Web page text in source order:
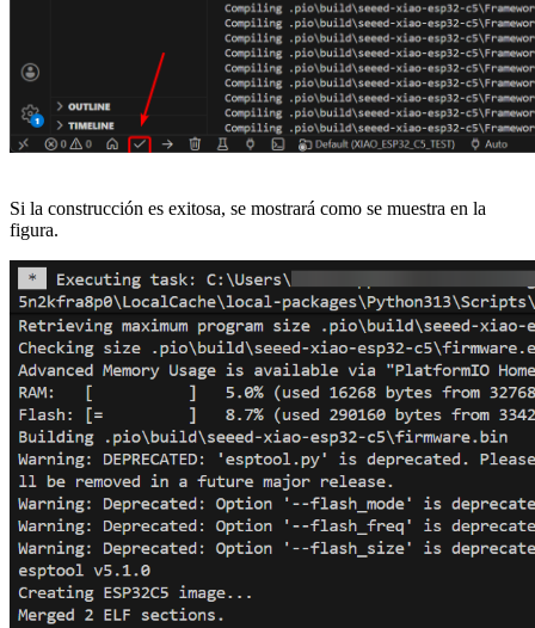
Si la construcción es exitosa, se mostrará como se muestra en la
figura.